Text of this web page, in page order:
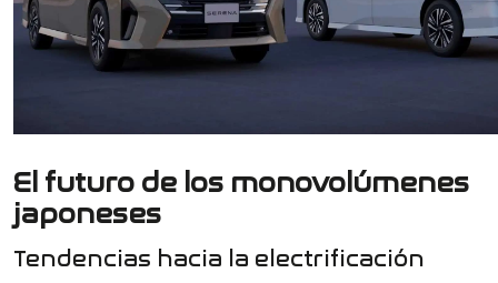
El futuro de los monovolúmenes
japoneses
Tendencias hacia la electrificación